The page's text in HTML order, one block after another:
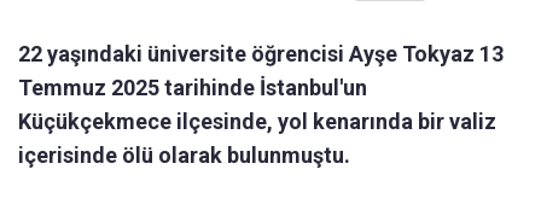
22 yaşındaki üniversite öğrencisi Ayşe Tokyaz 13
Temmuz 2025 tarihinde İstanbul'un
Küçükçekmece ilçesinde, yol kenarında bir valiz
içerisinde ölü olarak bulunmuştu.